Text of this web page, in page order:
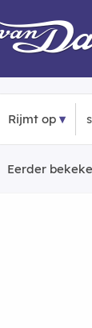
Rijmt op
Eerder